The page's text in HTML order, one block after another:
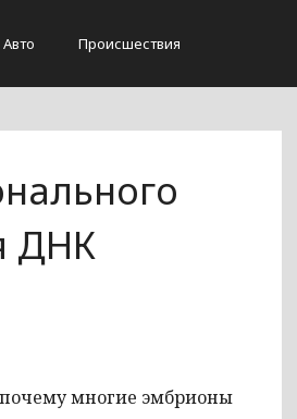
Авто Происшествия
ДНК
почему многие эмбрионы